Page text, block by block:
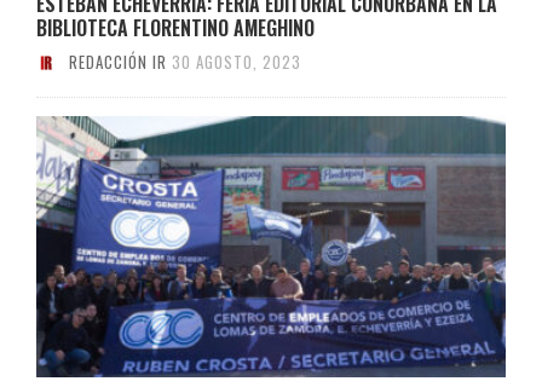
BIBLIOTECA FLORENTINO AMEGHINO
REDACCIÓN IR 30 AGOSTO, 2023